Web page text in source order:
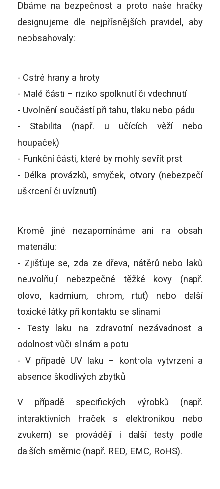
Dbáme na bezpečnost a proto naše hračky
designujeme dle nejpřísnějších pravidel, aby
neobsahovaly:
- Ostré hrany a hroty
- Malé části – riziko spolknutí či vdechnutí
- Uvolnění součástí při tahu, tlaku nebo pádu
- Stabilita (např. u učících věží nebo
houpaček)
- Funkční části, které by mohly sevřít prst
- Délka provázků, smyček, otvory (nebezpečí
uškrcení či uvíznutí)
Kromě jiné nezapomínáme ani na obsah
materiálu:
- Zjišťuje se, zda ze dřeva, nátěrů nebo laků
neuvolňují nebezpečné těžké kovy (např.
olovo, kadmium, chrom, rtuť) nebo další
toxické látky při kontaktu se slinami
- Testy laku na zdravotní nezávadnost a
odolnost vůči slinám a potu
- V případě UV laku – kontrola vytvrzení a
absence škodlivých zbytků
V případě specifických výrobků (např.
interaktivních hraček s elektronikou nebo
zvukem) se provádějí i další testy podle
dalších směrnic (např. RED, EMC, RoHS).